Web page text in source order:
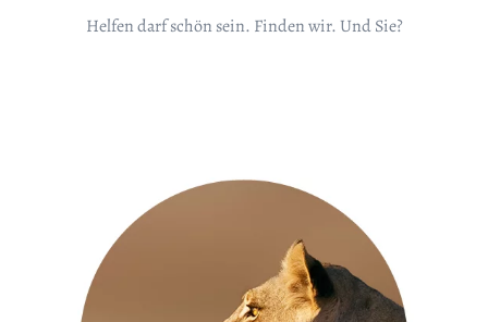
Helfen darf schön sein. Finden wir. Und Sie?